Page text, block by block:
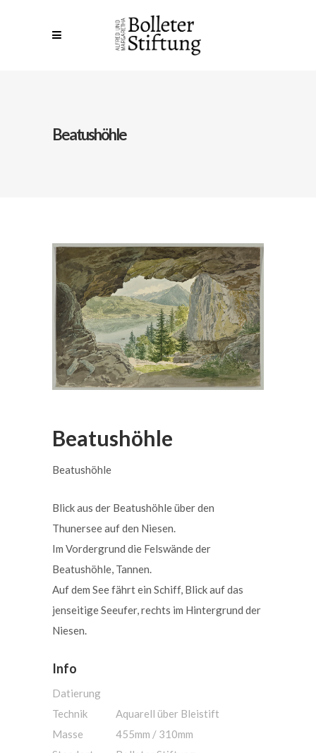
Beatushöhle
Beatushöhle
Beatushöhle
Blick aus der Beatushöhle über den
Thunersee auf den Niesen.
Im Vordergrund die Felswände der
Beatushöhle, Tannen.
Auf dem See fährt ein Schiff, Blick auf das
jenseitige Seeufer, rechts im Hintergrund der
Niesen.
Info
Datierung
Technik
Aquarell über Bleistift
Masse
455mm / 310mm